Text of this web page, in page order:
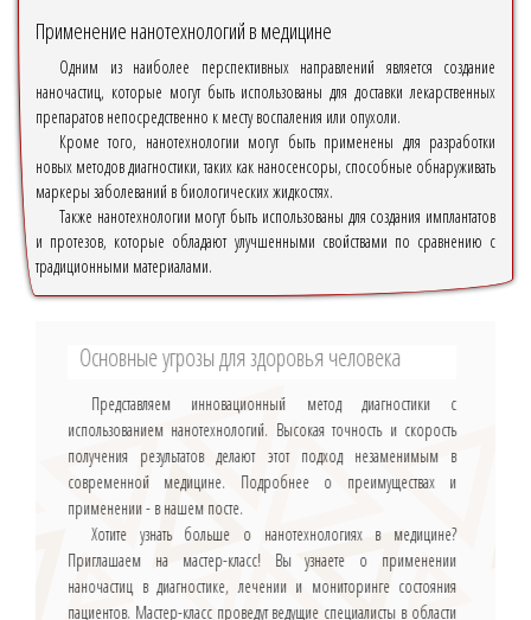
Применение нанотехнологий в медицине
Одним из наиболее перспективных направлений является создание
наночастиц, которые могут быть использованы для доставки лекарственных
препаратов непосредственно к месту воспаления или опухоли.
Кроме того, нанотехнологии могут быть применены для разработки
новых методов диагностики, таких как наносенсоры, способные обнаруживать
маркеры заболеваний в биологических жидкостях.
Также нанотехнологии могут быть использованы для создания имплантатов
и протезов, которые обладают улучшенными свойствами по сравнению с
традиционными материалами.
Основные угрозы для здоровья человека
Представляем инновационный метод диагностики с
использованием нанотехнологий. Высокая точность и скорость
получения результатов делают этот подход незаменимым в
современной медицине. Подробнее о преимуществах и
применении - в нашем посте.
Хотите узнать больше о нанотехнологиях в медицине?
Приглашаем на мастер-класс! Вы узнаете о применении
наночастиц в диагностике, лечении и мониторинге состояния
пациентов. Мастер-класс проведут ведущие специалисты в области